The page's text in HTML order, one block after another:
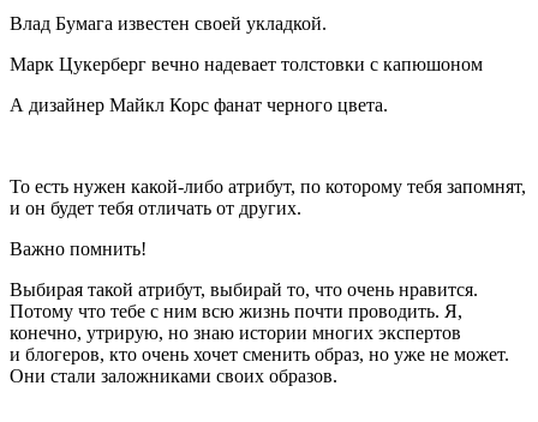
Влад Бумага известен своей укладкой.
Марк Цукерберг вечно надевает толстовки с капюшоном
А дизайнер Майкл Корс фанат черного цвета.
То есть нужен какой-либо атрибут, по которому тебя запомнят,
и он будет тебя отличать от других.
Важно помнить!
Выбирая такой атрибут, выбирай то, что очень нравится.
Потому что тебе с ним всю жизнь почти проводить. Я,
конечно, утрирую, но знаю истории многих экспертов
и блогеров, кто очень хочет сменить образ, но уже не может.
Они стали заложниками своих образов.